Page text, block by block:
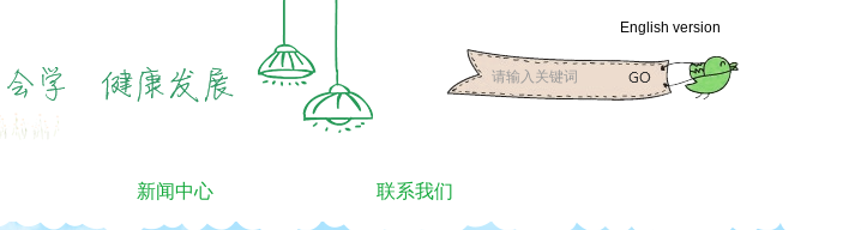
English version
新闻中心 联系我们